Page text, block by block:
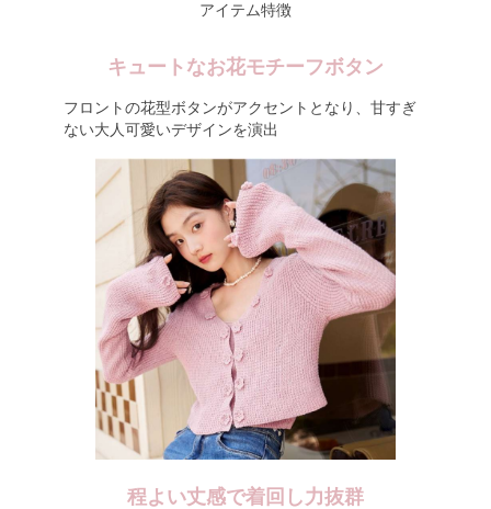
アイテム特徴
キュートなお花モチーフボタン
フロントの花型ボタンがアクセントとなり、甘すぎ
ない大人可愛いデザインを演出
程よい丈感で着回し力抜群